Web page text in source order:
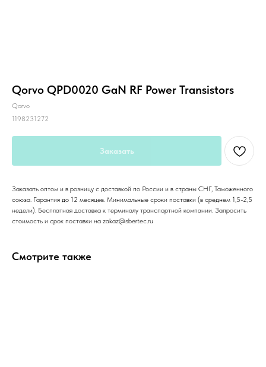
Qorvo QPD0020 GaN RF Power Transistors
Qorvo
1198231272
Заказать
Заказать оптом и в розницу с доставкой по России и в страны СНГ, Таможенного
союза. Гарантия до 12 месяцев. Минимальные сроки поставки (в среднем 1,5-2,5
недели). Бесплатная доставка к терминалу транспортной компании. Запросить
стоимость и срок поставки на zakaz@sbertec.ru
Смотрите также